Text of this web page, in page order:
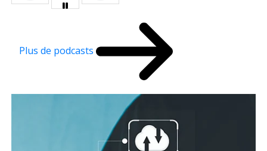
Plus de podcasts